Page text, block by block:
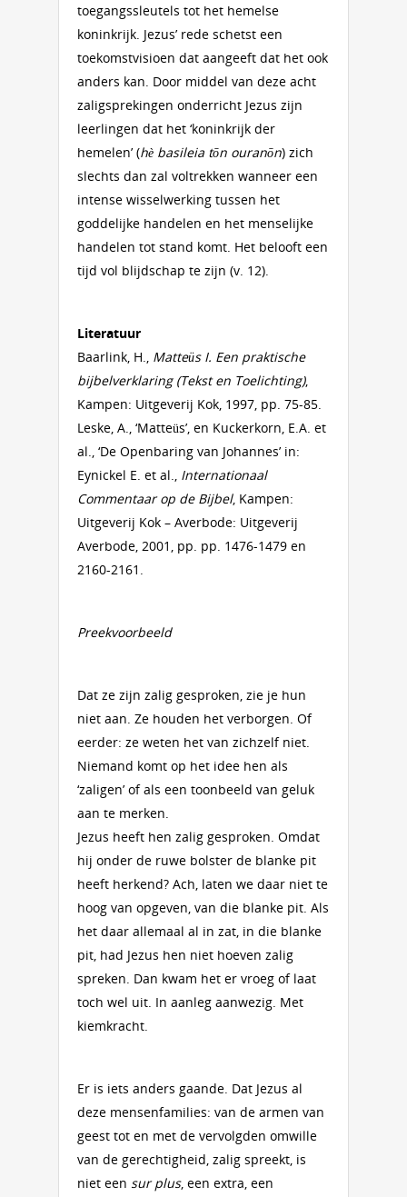
toegangssleutels tot het hemelse
koninkrijk. Jezus’ rede schetst een
toekomstvisioen dat aangeeft dat het ook
anders kan. Door middel van deze acht
zaligsprekingen onderricht Jezus zijn
leerlingen dat het ‘koninkrijk der
hemelen’ (hè basileia tōn ouranōn) zich
slechts dan zal voltrekken wanneer een
intense wisselwerking tussen het
goddelijke handelen en het menselijke
handelen tot stand komt. Het belooft een
tijd vol blijdschap te zijn (v. 12).
Literatuur
Baarlink, H., Matteüs I. Een praktische
bijbelverklaring (Tekst en Toelichting),
Kampen: Uitgeverij Kok, 1997, pp. 75-85.
Leske, A., ‘Matteüs’, en Kuckerkorn, E.A. et
al., ‘De Openbaring van Johannes’ in:
Eynickel E. et al., Internationaal
Commentaar op de Bijbel, Kampen:
Uitgeverij Kok – Averbode: Uitgeverij
Averbode, 2001, pp. pp. 1476-1479 en
2160-2161.
Preekvoorbeeld
Dat ze zijn zalig gesproken, zie je hun
niet aan. Ze houden het verborgen. Of
eerder: ze weten het van zichzelf niet.
Niemand komt op het idee hen als
‘zaligen’ of als een toonbeeld van geluk
aan te merken.
Jezus heeft hen zalig gesproken. Omdat
hij onder de ruwe bolster de blanke pit
heeft herkend? Ach, laten we daar niet te
hoog van opgeven, van die blanke pit. Als
het daar allemaal al in zat, in die blanke
pit, had Jezus hen niet hoeven zalig
spreken. Dan kwam het er vroeg of laat
toch wel uit. In aanleg aanwezig. Met
kiemkracht.
Er is iets anders gaande. Dat Jezus al
deze mensenfamilies: van de armen van
geest tot en met de vervolgden omwille
van de gerechtigheid, zalig spreekt, is
niet een sur plus, een extra, een